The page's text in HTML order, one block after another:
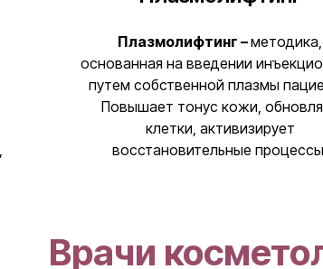
Плазмолифтинг –методика,
основанная на введении
путем собственной плазмы
Повышает тонус кожи,
клетки, активизирует
восстановительные
Врачи